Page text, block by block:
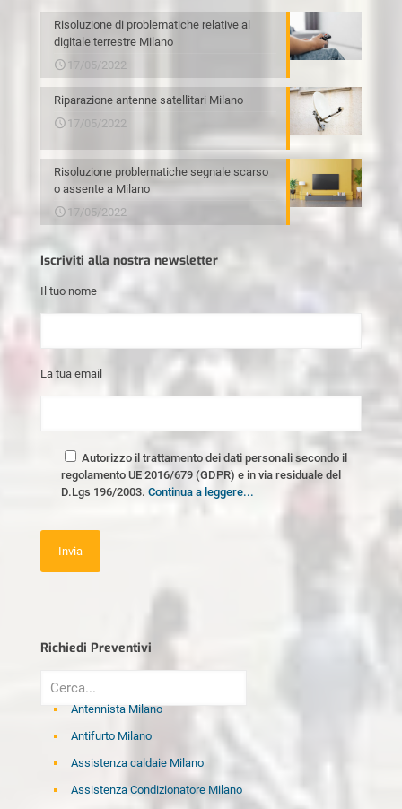
Risoluzione di problematiche relative al
digitale terrestre Milano
17/05/2022
Riparazione antenne satellitari Milano
17/05/2022
Risoluzione problematiche segnale scarso
o assente a Milano
17/05/2022
Iscriviti alla nostra newsletter
Il tuo nome
La tua email
Autorizzo il trattamento dei dati personali secondo il
regolamento UE 2016/679 (GDPR) e in via residuale del
D.Lgs 196/2003. Continua a leggere...
Richiedi Preventivi
Antennista Milano
Antifurto Milano
Assistenza caldaie Milano
Assistenza Condizionatore Milano